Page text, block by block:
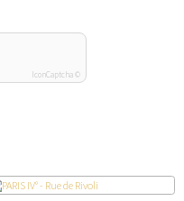
IconCaptcha ©